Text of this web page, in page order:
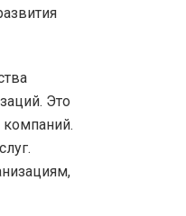
Это
компаний.